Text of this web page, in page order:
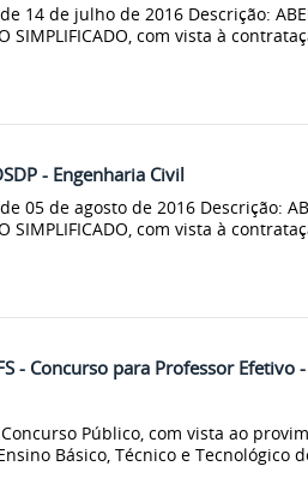
de 14 de julho de 2016 Descrição:
SIMPLIFICADO, com vista à
- Engenharia Civil
de 05 de agosto de 2016 Descrição:
SIMPLIFICADO, com vista à
- Concurso para Professor Efetivo -
Público, com vista ao
Básico, Técnico e Tecnológico